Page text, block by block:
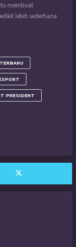
membuat
lebih sederhana
PRESIDENT